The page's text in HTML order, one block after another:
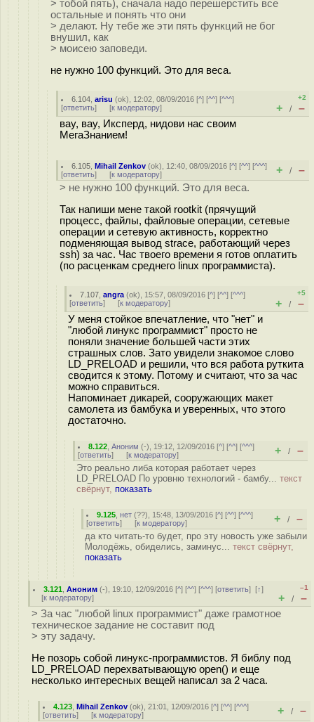
> тобой пять), сначала надо перешерстить все
остальные и понять что они
> делают. Ну тебе же эти пять функций не бог
внушил, как
> моисею заповеди.
не нужно 100 функций. Это для веса.
6.104 ,arisu (ok), 12:02, 08/09/2016 [^] [^^] [^^^]
[ответить] [к модератору]
+2
+ / –
вау, вау, Иксперд, нидови нас своим
МегаЗнанием!
6.105 ,Mihail Zenkov (ok), 12:40, 08/09/2016 [^] [^^] [^^^]
[ответить] [к модератору] + / –
> не нужно 100 функций. Это для веса.
Так напиши мене такой rootkit (прячущий
процесс, файлы, файловые операции, сетевые
операции и сетевую активность, корректно
подменяющая вывод strace, работающий через
ssh) за час. Час твоего времени я готов оплатить
(по расценкам среднего linux программиста).
7.107 ,angra (ok), 15:57, 08/09/2016 [^] [^^] [^^^]
[ответить] [к модератору]
+5
+ / –
У меня стойкое впечатление, что "нет" и
"любой линукс программист" просто не
поняли значение большей части этих
страшных слов. Зато увидели знакомое слово
LD_PRELOAD и решили, что вся работа руткита
сводится к этому. Потому и считают, что за час
можно справиться.
Напоминает дикарей, сооружающих макет
самолета из бамбука и уверенных, что этого
достаточно.
8.122 ,Аноним (-), 19:12, 12/09/2016 [^] [^^] [^^^]
[ответить] [к модератору] + / –
Это реально либа которая работает через
LD_PRELOAD По уровню технологий - бамбу... текст
свёрнут, показать
9.125 ,нет (??), 15:48, 13/09/2016 [^] [^^] [^^^]
[ответить] [к модератору] + / –
да кто читать-то будет, про эту новость уже забыли
Молодёжь, обиделись, заминус... текст свёрнут,
показать
3.121 ,Аноним (-), 19:10, 12/09/2016 [^] [^^] [^^^] [ответить][↑]
[к модератору]
–1
+ / –
> За час "любой linux программист" даже грамотное
техническое задание не составит под
> эту задачу.
Не позорь собой линукс-программистов. Я библу под
LD_PRELOAD перехватывающую open() и еще
несколько интересных вещей написал за 2 часа.
4.123 ,Mihail Zenkov (ok), 21:01, 12/09/2016 [^] [^^] [^^^]
[ответить] [к модератору] + / –